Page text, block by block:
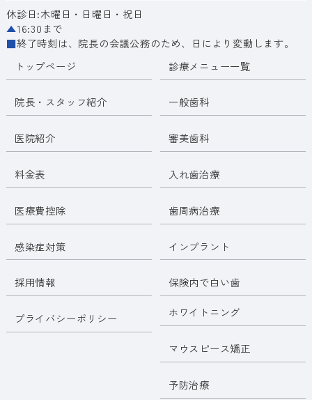
休診日:木曜日・日曜日・祝日
▲16:30まで
■終了時刻は、院長の会議公務のため、日により変動します。
トップページ
院長・スタッフ紹介
医院紹介
料金表
医療費控除
感染症対策
採用情報
プライバシーポリシー
診療メニュー一覧
一般歯科
審美歯科
入れ歯治療
歯周病治療
インプラント
保険内で白い歯
ホワイトニング
マウスピース矯正
予防治療